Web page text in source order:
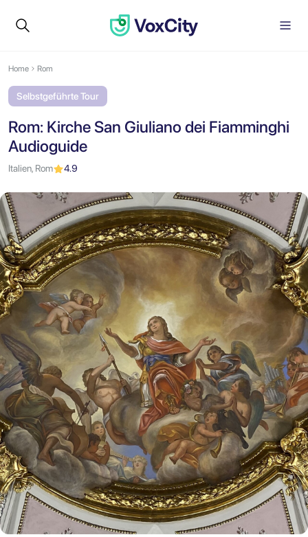
Home Rom
Selbstgeführte Tour
Rom: Kirche San Giuliano dei Fiamminghi
Audioguide
Italien, Rom 4.9